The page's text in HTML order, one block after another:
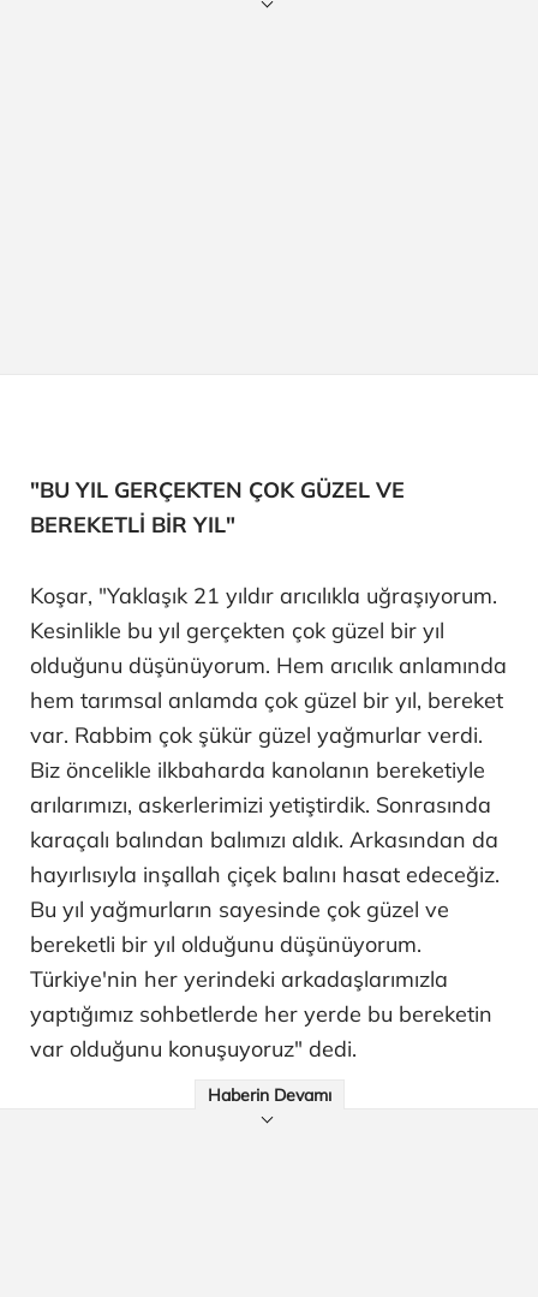
"BU YIL GERÇEKTEN ÇOK GÜZEL VE
BEREKETLİ BİR YIL"
Koşar, "Yaklaşık 21 yıldır arıcılıkla uğraşıyorum.
Kesinlikle bu yıl gerçekten çok güzel bir yıl
olduğunu düşünüyorum. Hem arıcılık anlamında
hem tarımsal anlamda çok güzel bir yıl, bereket
var. Rabbim çok şükür güzel yağmurlar verdi.
Biz öncelikle ilkbaharda kanolanın bereketiyle
arılarımızı, askerlerimizi yetiştirdik. Sonrasında
karaçalı balından balımızı aldık. Arkasından da
hayırlısıyla inşallah çiçek balını hasat edeceğiz.
Bu yıl yağmurların sayesinde çok güzel ve
bereketli bir yıl olduğunu düşünüyorum.
Türkiye'nin her yerindeki arkadaşlarımızla
yaptığımız sohbetlerde her yerde bu bereketin
var olduğunu konuşuyoruz" dedi.
Haberin Devamı